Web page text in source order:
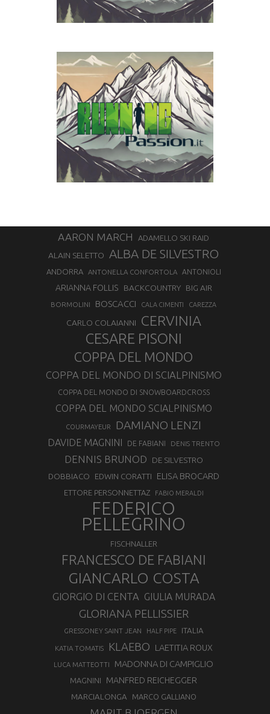
AARON MARCH ADAMELLO SKI RAID
ALAIN SELETTO ALBA DE SILVESTRO
ANDORRA ANTONELLA CONFORTOLA ANTONIOLI
ARIANNA FOLLIS BACKCOUNTRY BIG AIR
BORMOLINI BOSCACCI CALA CIMENTI CAREZZA
CARLO COLAIANNI CERVINIA
CESARE PISONI
COPPA DEL MONDO
COPPA DEL MONDO DI SCIALPINISMO
COPPA DEL MONDO DI SNOWBOARDCROSS
COPPA DEL MONDO SCIALPINISMO
COURMAYEUR DAMIANO LENZI
DAVIDE MAGNINI DE FABIANI DENIS TRENTO
DENNIS BRUNOD DE SILVESTRO
DOBBIACO EDWIN CORATTI ELISA BROCARD
ETTORE PERSONNETTAZ FABIO MERALDI
FEDERICO
PELLEGRINO
FISCHNALLER
FRANCESCO DE FABIANI
GIANCARLO COSTA
GIORGIO DI CENTA GIULIA MURADA
GLORIANA PELLISSIER
GRESSONEY SAINT JEAN HALF PIPE ITALIA
KATIA TOMATIS KLAEBO LAETITIA ROUX
LUCA MATTEOTTI MADONNA DI CAMPIGLIO
MAGNINI MANFRED REICHEGGER
MARCIALONGA MARCO GALLIANO